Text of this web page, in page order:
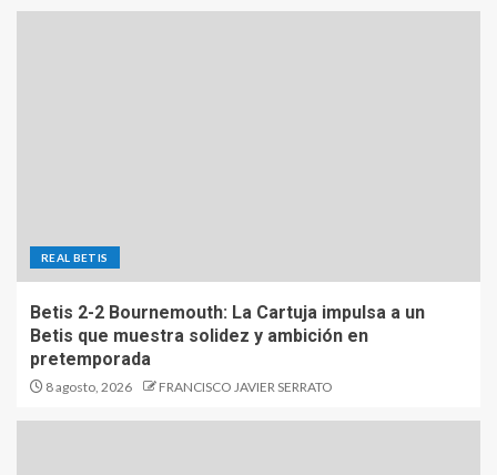
REAL BETIS
Betis 2-2 Bournemouth: La Cartuja impulsa a un
Betis que muestra solidez y ambición en
pretemporada
8 agosto, 2026 FRANCISCO JAVIER SERRATO